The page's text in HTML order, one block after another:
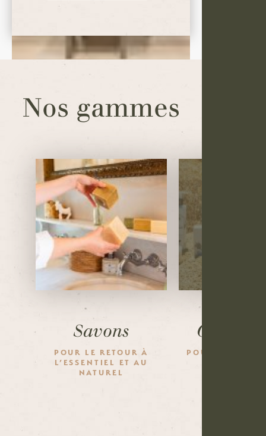
Nos gammes
Savons
POUR LE RETOUR À
L’ESSENTIEL ET AU
NATUREL
POUR LE